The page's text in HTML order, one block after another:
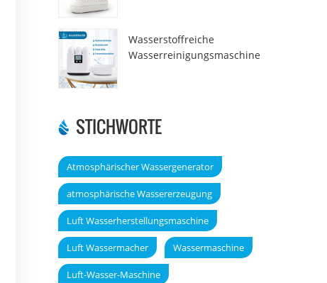
Wasserstoffreiche
Wasserreinigungsmaschine
STICHWORTE
Atmosphärischer Wassergenerator
atmosphärische Wassererzeugung
Luft Wasserherstellungsmaschine
Luft Wassermacher Wassermaschine
Luft-Wasser-Maschine